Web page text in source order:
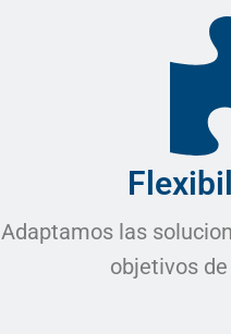
Adaptamos las
objetivos